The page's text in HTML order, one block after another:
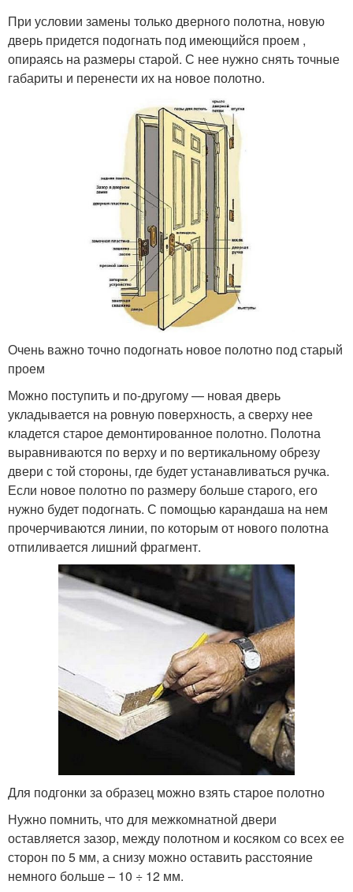
При условии замены только дверного полотна, новую
дверь придется подогнать под имеющийся проем ,
опираясь на размеры старой. С нее нужно снять точные
габариты и перенести их на новое полотно.
Очень важно точно подогнать новое полотно под старый
проем
Можно поступить и по-другому — новая дверь
укладывается на ровную поверхность, а сверху нее
кладется старое демонтированное полотно. Полотна
выравниваются по верху и по вертикальному обрезу
двери с той стороны, где будет устанавливаться ручка.
Если новое полотно по размеру больше старого, его
нужно будет подогнать. С помощью карандаша на нем
прочерчиваются линии, по которым от нового полотна
отпиливается лишний фрагмент.
Для подгонки за образец можно взять старое полотно
Нужно помнить, что для межкомнатной двери
оставляется зазор, между полотном и косяком со всех ее
сторон по 5 мм, а снизу можно оставить расстояние
немного больше – 10 ÷ 12 мм.